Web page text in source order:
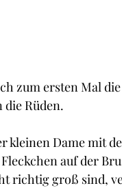
zum ersten Mal
Rüden.
kleinen Dame mit
auf der
richtig groß sind,